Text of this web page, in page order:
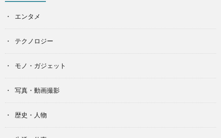
エンタメ
テクノロジー
モノ・ガジェット
写真・動画撮影
歴史・人物